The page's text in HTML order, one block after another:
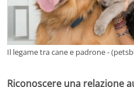
Il legame tra cane e padrone -
Riconoscere una relazione